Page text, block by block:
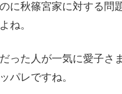
に秋篠宮家に対する問
ね。
った人が一気に愛子
パレですね。